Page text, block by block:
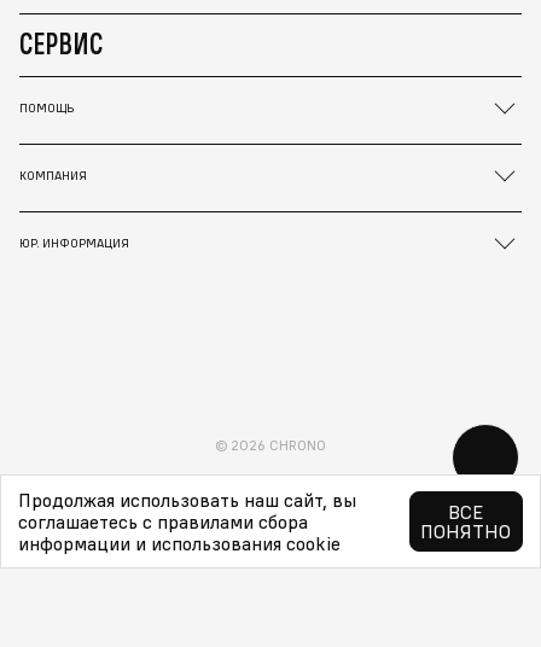
СЕРВИС
ПОМОЩЬ
КОМПАНИЯ
ЮР. ИНФОРМАЦИЯ
© 2026 CHRONO
Продолжая использовать наш сайт, вы
соглашаетесь с правилами сбора
информации и использования cookie
ВСЕ
ПОНЯТНО